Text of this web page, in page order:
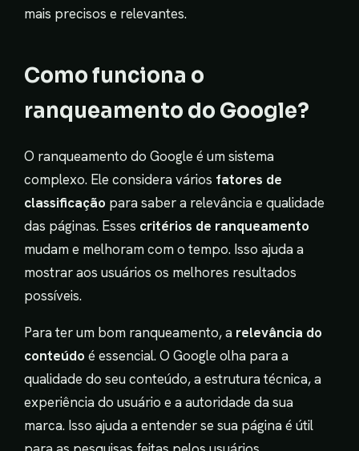
mais precisos e relevantes.
Como funciona o
ranqueamento do Google?
O ranqueamento do Google é um sistema
complexo. Ele considera vários fatores de
classificação para saber a relevância e qualidade
das páginas. Esses critérios de ranqueamento
mudam e melhoram com o tempo. Isso ajuda a
mostrar aos usuários os melhores resultados
possíveis.
Para ter um bom ranqueamento, a relevância do
conteúdo é essencial. O Google olha para a
qualidade do seu conteúdo, a estrutura técnica, a
experiência do usuário e a autoridade da sua
marca. Isso ajuda a entender se sua página é útil